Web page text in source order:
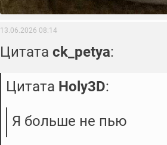
13.06.2026 08:14
Цитата ck_petya:
Цитата Holy3D:
Я больше не пью